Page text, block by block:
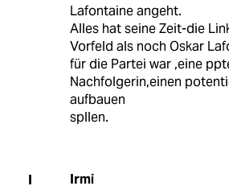
Lafontaine angeht.
Alles hat seine Zeit-die
Vorfeld als noch Oskar
für die Partei war ,eine
Nachfolgerin,einen
aufbauen
spllen.
I Irmi